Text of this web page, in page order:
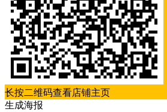
长按二维码查看店铺主页
生成海报